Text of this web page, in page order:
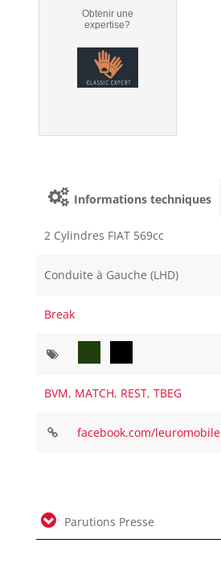
Obtenir une
expertise?
Informations techniques
2 Cylindres FIAT 569cc
Conduite à Gauche (LHD)
Break
BVM, MATCH, REST,TBEG
facebook.com/leuromobile
Parutions Presse